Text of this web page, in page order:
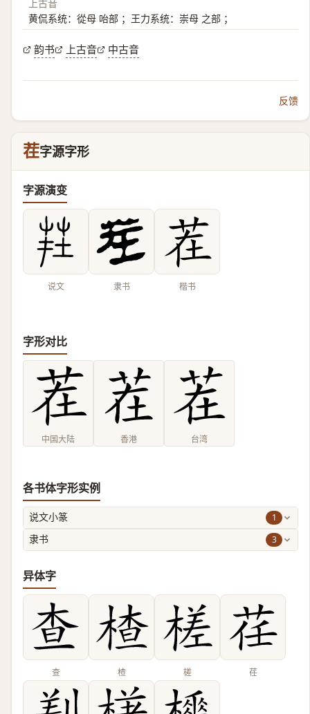
上古音
黄侃系统：從母 咍部 ；王力系统：崇母 之部 ；
韵书 上古音 中古音
反馈
茬字源字形
字源演变
说文 隶书 楷书
字形对比
中国大陆 香港 台湾
各书体字形实例
说文小篆 1
隶书 3
异体字
查 楂 槎 荏